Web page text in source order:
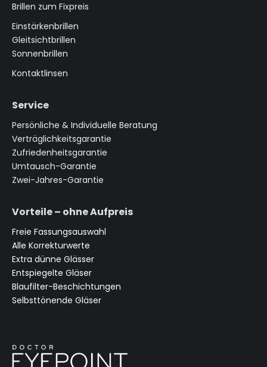
Brillen zum Fixpreis
Einstärkenbrillen
Gleitsichtbrillen
Sonnenbrillen
Kontaktlinsen
Service
Persönliche & Individuelle Beratung
Verträglichkeitsgarantie
Zufriedenheitsgarantie
Umtausch-Garantie
Zwei-Jahres-Garantie
Vorteile – ohne Aufpreis
Freie Fassungsauswahl
Alle Korrekturwerte
Extra dünne Glässer
Entspiegelte Gläser
Blaufilter-Beschichtungen
Selbsttönende Gläser